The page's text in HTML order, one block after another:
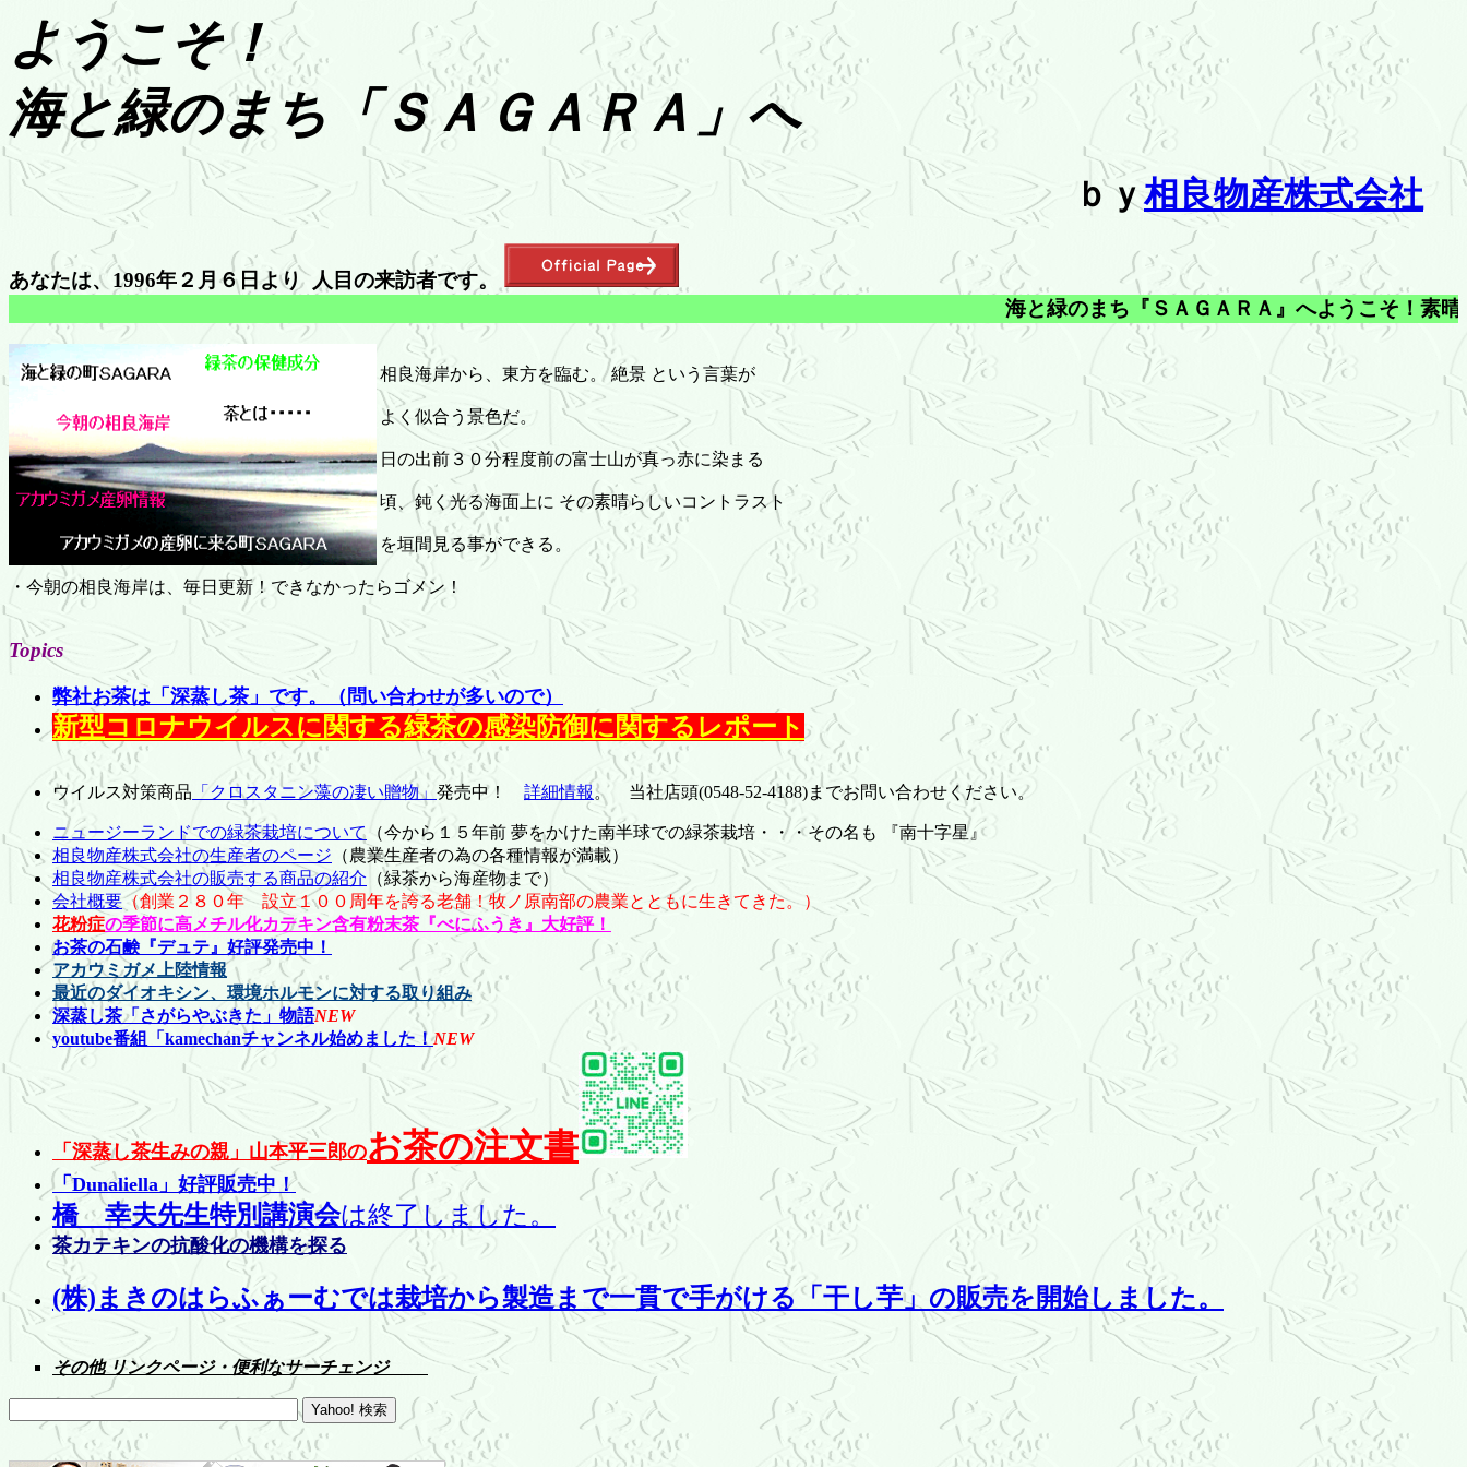
ようこそ！
海と緑のまち「ＳＡＧＡＲＡ」へ
ｂｙ相良物産株式会社
あなたは、1996年２月６日より人目の来訪者です。
海と緑のまち『ＳＡＧＡＲＡ』へようこそ！素晴ら
相良海岸から、東方を臨む。 絶景 という言葉が
よく似合う景色だ。
日の出前３０分程度前の富士山が真っ赤に染まる
頃、鈍く光る海面上に その素晴らしいコントラスト
を垣間見る事ができる。
・今朝の相良海岸は、毎日更新！できなかったらゴメン！
Topics
弊社お茶は「深蒸し茶」です。（問い合わせが多いので）
新型コロナウイルスに関する緑茶の感染防御に関するレポート
ウイルス対策商品 「クロスタニン藻の凄い贈物」 発売中！ 詳細情報 。 当社店頭(0548-52-4188)までお問い合わせください。
ニュージーランドでの緑茶栽培について （今から１５年前 夢をかけた南半球での緑茶栽培・・・その名も 『南十字星』
相良物産株式会社の生産者のページ （農業生産者の為の各種情報が満載）
相良物産株式会社の販売する商品の紹介 （緑茶から海産物まで）
会社概要（創業２８０年 設立１００周年を誇る老舗！牧ノ原南部の農業とともに生きてきた。）
花粉症の季節に高メチル化カテキン含有粉末茶『べにふうき』大好評！
お茶の石鹸『デュテ』好評発売中！
アカウミガメ上陸情報
最近のダイオキシン、環境ホルモンに対する取り組み
深蒸し茶「さがらやぶきた」物語NEW
youtube番組「kamechanチャンネル始めました！NEW
「深蒸し茶生みの親」山本平三郎のお茶の注文書
「Dunaliella」好評販売中！
橋 幸夫先生特別講演会は終了しました。
茶カテキンの抗酸化の機構を探る
(株)まきのはらふぁーむでは栽培から製造まで一貫で手がける「干し芋」の販売を開始しました。
その他 リンクページ・便利なサーチェンジ